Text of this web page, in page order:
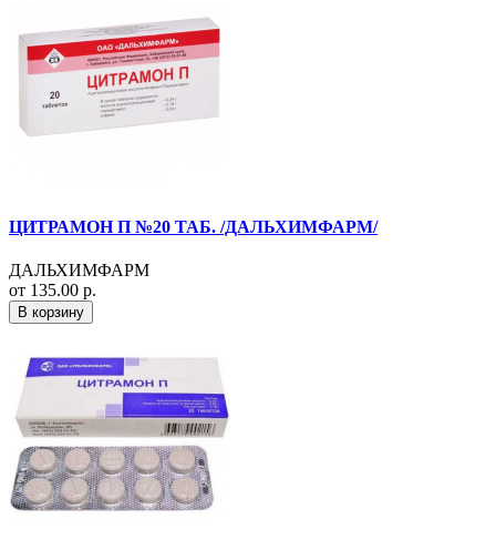
ЦИТРАМОН П №20 ТАБ. /ДАЛЬХИМФАРМ/
ДАЛЬХИМФАРМ
от 135.00 р.
В корзину